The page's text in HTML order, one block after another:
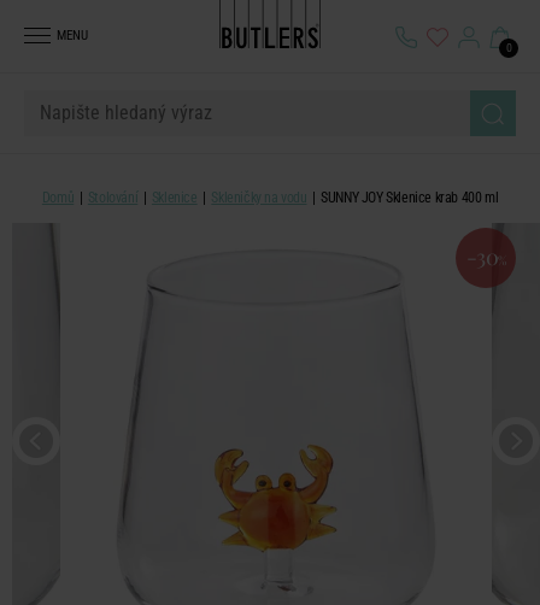
MENU
0
Domů Stolování Sklenice Skleničky na vodu SUNNY JOY Sklenice krab 400 ml
-30%